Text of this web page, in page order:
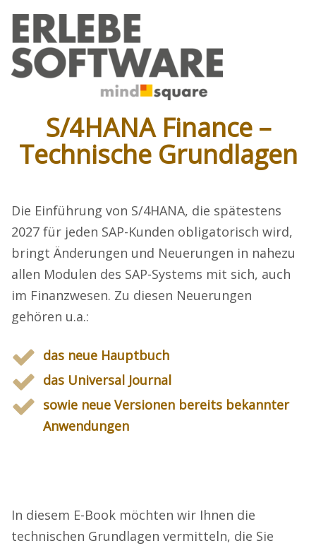
S/4HANA Finance –
Technische Grundlagen
Die Einführung von S/4HANA, die spätestens
2027 für jeden SAP-Kunden obligatorisch wird,
bringt Änderungen und Neuerungen in nahezu
allen Modulen des SAP-Systems mit sich, auch
im Finanzwesen. Zu diesen Neuerungen
gehören u.a.:
das neue Hauptbuch
das Universal Journal
sowie neue Versionen bereits bekannter
Anwendungen
In diesem E-Book möchten wir Ihnen die
technischen Grundlagen vermitteln, die Sie